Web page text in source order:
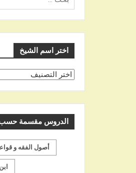
عن
اختر اسم الشيخ
اختر
الدروس مقسمة
أصول الفقه و